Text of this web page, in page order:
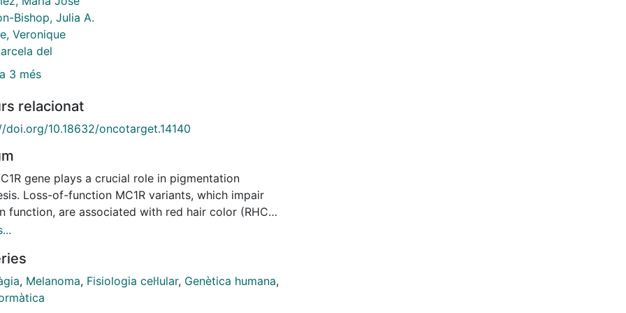
Bishop, Julia A.
Veronique
del
3 més
relacionat
doi.org/10.18632/oncotarget.14140
gene plays a crucial role in pigmentation
Loss-of-function MC1R variants, which impair
function, are associated with red hair color (RHC)
and increased skin cancer risk. Cultured
distinct gene expression profile compared to wild-
cultured cutaneous cells. We analysed the
associated with RHC co-cultured
, Melanoma, Fisiologia cel·lular, Genètica humana,